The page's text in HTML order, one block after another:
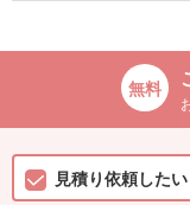
見積り依頼したい